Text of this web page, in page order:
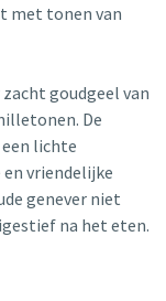
met tonen van
zacht goudgeel van
De
lichte
vriendelijke
genever niet
na het eten.